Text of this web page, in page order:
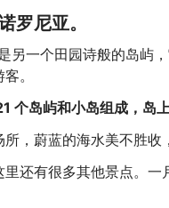
罗尼亚。
另一个田园诗般的岛屿
。
个岛屿和小岛组成，岛
所，蔚蓝的海水美不胜收
还有很多其他景点。